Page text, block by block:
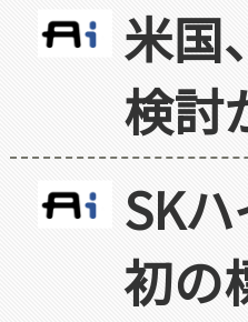
米国
検討
SK
初の